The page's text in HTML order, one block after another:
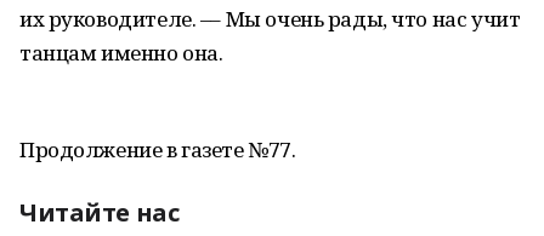
их руководителе. –– Мы очень рады, что нас учит
танцам именно она.
Продолжение в газете №77.
Читайте нас